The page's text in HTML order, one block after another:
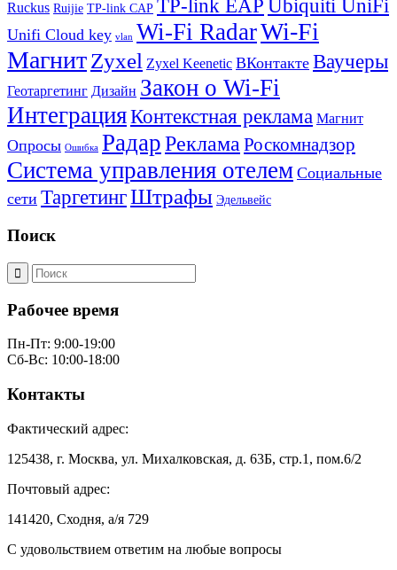
Ruckus Ruijie TP-link CAP TP-link EAP Ubiquiti UniFi
Unifi Cloud key vlan Wi-Fi RadarWi-Fi
МагнитZyxel Zyxel Keenetic ВКонтакте Ваучеры
Геотаргетинг Дизайн Закон о Wi-Fi
ИнтеграцияКонтекстная реклама Магнит
Опросы Ошибка РадарРеклама Роскомнадзор
Система управления отелем Социальные
сети ТаргетингШтрафы Эдельвейс
Поиск
Рабочее время
Пн-Пт: 9:00-19:00
Сб-Вс: 10:00-18:00
Контакты
Фактический адрес:
125438, г. Москва, ул. Михалковская, д. 63Б, стр.1, пом.6/2
Почтовый адрес:
141420, Сходня, а/я 729
С удовольствием ответим на любые вопросы